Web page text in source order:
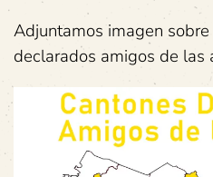
Adjuntamos imagen
declarados amigos de las